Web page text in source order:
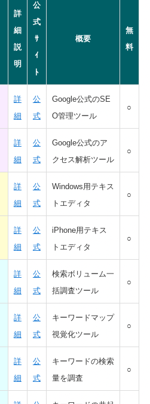
詳
細
説
明
公
式
ｻ
ｲ
ﾄ
概要
無
料
詳
細
公
式
Google公式のSE
O管理ツール
○
詳
細
公
式
Google公式のア
クセス解析ツール
○
詳
細
公
式
Windows用テキス
トエディタ
○
詳
細
公
式
iPhone用テキス
トエディタ
○
詳
細
公
式
検索ボリューム一
括調査ツール
○
詳
細
公
式
キーワードマップ
視覚化ツール
○
詳
細
公
式
キーワードの検索
量を調査
○